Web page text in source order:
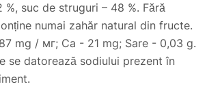
%, suc de struguri – 48 %. Fără
numai zahăr natural din fructe.
mg / мг; Ca - 21 mg; Sare - 0,03 g.
se datorează sodiului prezent în